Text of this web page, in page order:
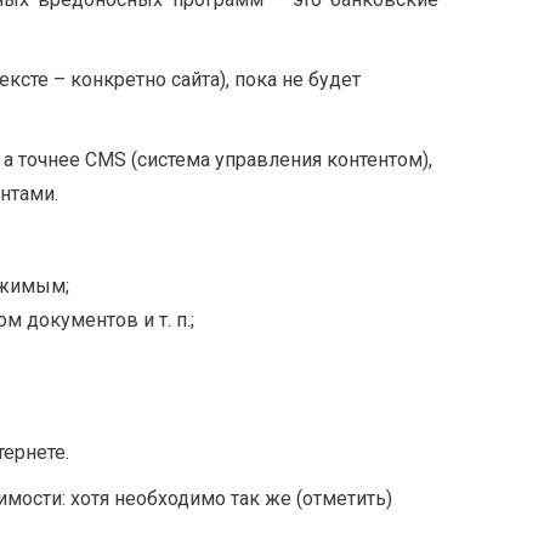
– конкретно сайта), пока не будет
CMS (система управления контентом),
документов и т. п.;
хотя необходимо так же (отметить)